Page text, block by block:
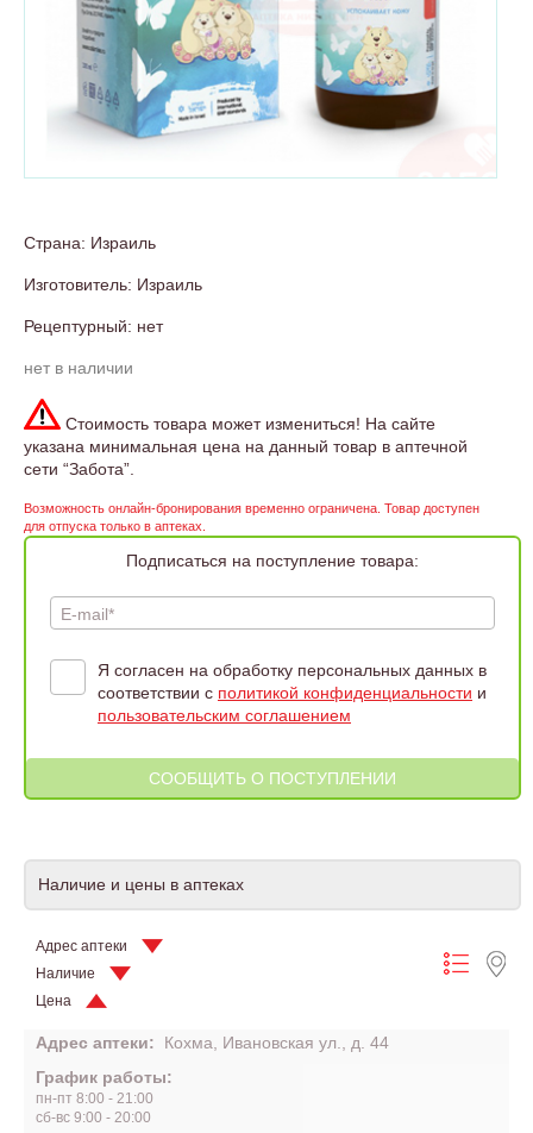
Страна: Израиль
Изготовитель: Израиль
Рецептурный: нет
нет в наличии
Стоимость товара может измениться! На сайте
указана минимальная цена на данный товар в аптечной
сети “Забота”.
Возможность онлайн-бронирования временно ограничена. Товар доступен
для отпуска только в аптеках.
Подписаться на поступление товара:
E-mail*
Я согласен на обработку персональных данных в
соответствии с политикой конфиденциальности и
пользовательским соглашением
Наличие и цены в аптеках
Адрес аптеки
Наличие
Цена
Адрес аптеки:
Кохма, Ивановская ул., д. 44
График работы:
пн-пт 8:00 - 21:00
сб-вс 9:00 - 20:00